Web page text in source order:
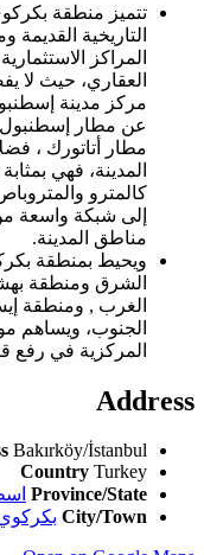
تتميز منطقة
التاريخية
المراكز
العقاري، حيث لا
مركز مدينة
مطار أتاتورك ،
المدينة، فهي
كالمترو
إلى شبكة واسعة
مناطق المدينة.
ويحيط بمنطقة
الشرق ومنطقة
الغرب , ومنطقة
الجنوب، ويساهم
المركزية في رفع
Address
Bakırköy/İstanbul
Country Turkey
Province/State
City/Town